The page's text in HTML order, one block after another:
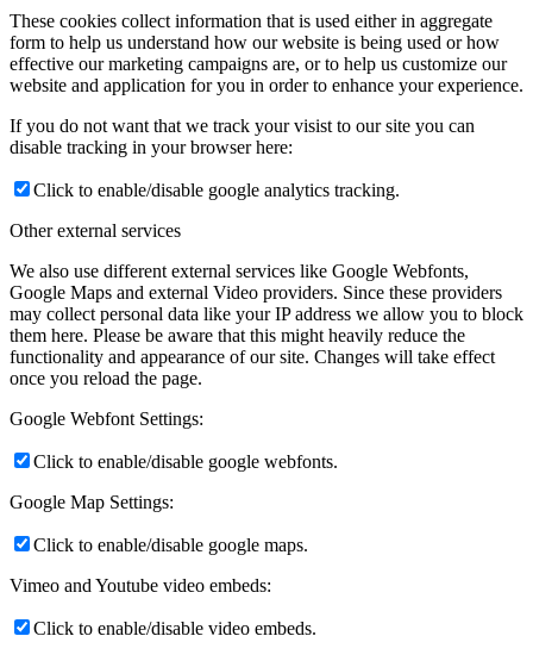
These cookies collect information that is used either in aggregate
form to help us understand how our website is being used or how
effective our marketing campaigns are, or to help us customize our
website and application for you in order to enhance your experience.
If you do not want that we track your visist to our site you can
disable tracking in your browser here:
Click to enable/disable google analytics tracking.
Other external services
We also use different external services like Google Webfonts,
Google Maps and external Video providers. Since these providers
may collect personal data like your IP address we allow you to block
them here. Please be aware that this might heavily reduce the
functionality and appearance of our site. Changes will take effect
once you reload the page.
Google Webfont Settings:
Click to enable/disable google webfonts.
Google Map Settings:
Click to enable/disable google maps.
Vimeo and Youtube video embeds:
Click to enable/disable video embeds.